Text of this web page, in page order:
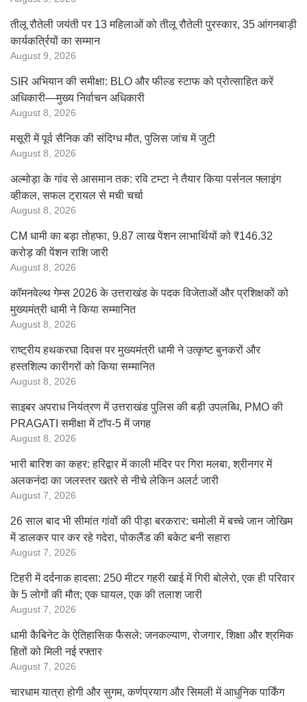
तीलू रौतेली जयंती पर 13 महिलाओं को तीलू रौतेली पुरस्कार, 35 आंगनबाड़ी
कार्यकर्त्रियों का सम्मान
August 9, 2026
SIR अभियान की समीक्षा: BLO और फील्ड स्टाफ को प्रोत्साहित करें
अधिकारी—मुख्य निर्वाचन अधिकारी
August 8, 2026
मसूरी में पूर्व सैनिक की संदिग्ध मौत, पुलिस जांच में जुटी
August 8, 2026
अल्मोड़ा के गांव से आसमान तक: रवि टम्टा ने तैयार किया पर्सनल फ्लाइंग
व्हीकल, सफल ट्रायल से मची चर्चा
August 8, 2026
CM धामी का बड़ा तोहफा, 9.87 लाख पेंशन लाभार्थियों को ₹146.32
करोड़ की पेंशन राशि जारी
August 8, 2026
कॉमनवेल्थ गेम्स 2026 के उत्तराखंड के पदक विजेताओं और प्रशिक्षकों को
मुख्यमंत्री धामी ने किया सम्मानित
August 8, 2026
राष्ट्रीय हथकरघा दिवस पर मुख्यमंत्री धामी ने उत्कृष्ट बुनकरों और
हस्तशिल्प कारीगरों को किया सम्मानित
August 8, 2026
साइबर अपराध नियंत्रण में उत्तराखंड पुलिस की बड़ी उपलब्धि, PMO की
PRAGATI समीक्षा में टॉप-5 में जगह
August 8, 2026
भारी बारिश का कहर: हरिद्वार में काली मंदिर पर गिरा मलबा, श्रीनगर में
अलकनंदा का जलस्तर खतरे से नीचे लेकिन अलर्ट जारी
August 7, 2026
26 साल बाद भी सीमांत गांवों की पीड़ा बरकरार: चमोली में बच्चे जान जोखिम
में डालकर पार कर रहे गदेरा, पोकलैंड की बकेट बनी सहारा
August 7, 2026
टिहरी में दर्दनाक हादसा: 250 मीटर गहरी खाई में गिरी बोलेरो, एक ही परिवार
के 5 लोगों की मौत; एक घायल, एक की तलाश जारी
August 7, 2026
धामी कैबिनेट के ऐतिहासिक फैसले: जनकल्याण, रोजगार, शिक्षा और श्रमिक
हितों को मिली नई रफ्तार
August 7, 2026
चारधाम यात्रा होगी और सुगम, कर्णप्रयाग और सिमली में आधुनिक पार्किंग